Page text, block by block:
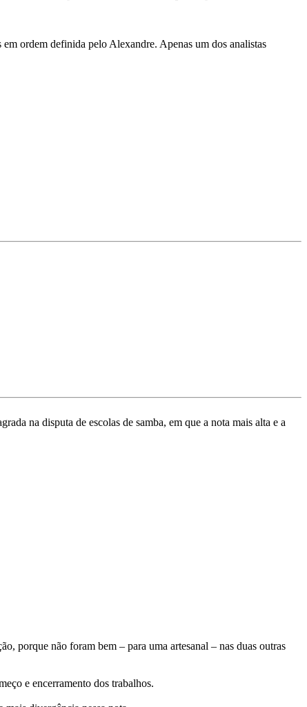
ordem definida pelo Alexandre. Apenas um dos analistas
na disputa de escolas de samba, em que a nota mais alta e a
porque não foram bem – para uma artesanal – nas duas outras
e encerramento dos trabalhos.